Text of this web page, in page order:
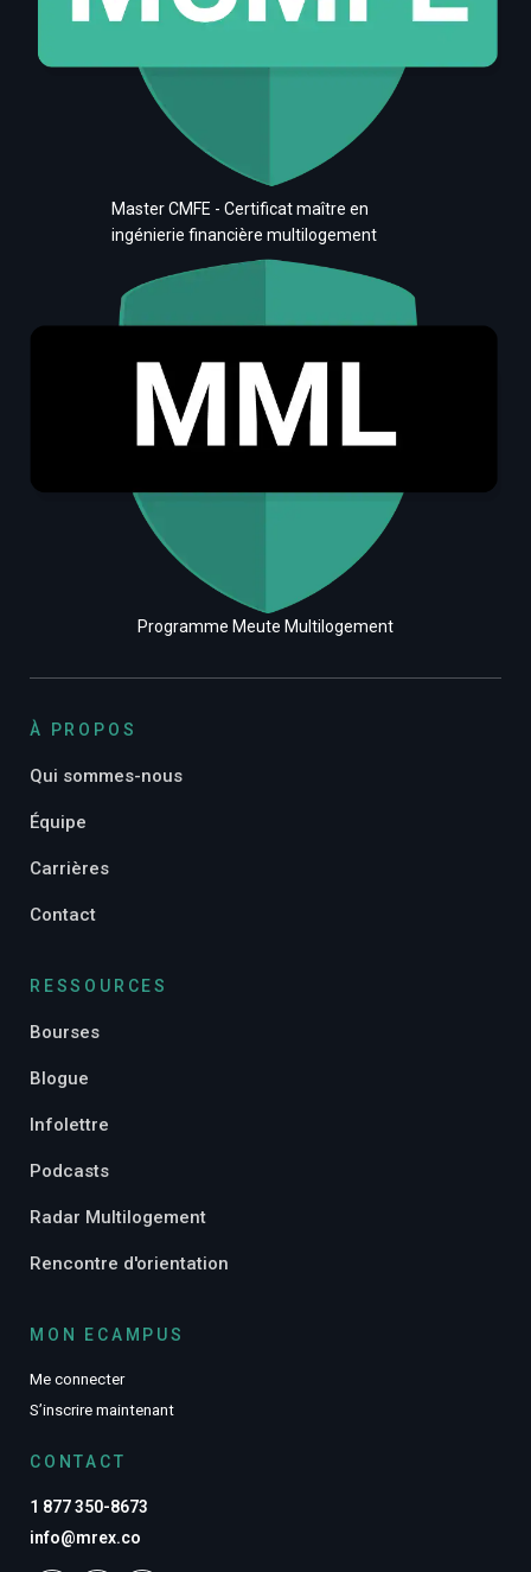
Master CMFE - Certificat maître en
ingénierie financière multilogement
Programme Meute Multilogement
À PROPOS
Qui sommes-nous
Équipe
Carrières
Contact
RESSOURCES
Bourses
Blogue
Infolettre
Podcasts
Radar Multilogement
Rencontre d'orientation
MON ECAMPUS
Me connecter
S’inscrire maintenant
CONTACT
1 877 350-8673
info@mrex.co